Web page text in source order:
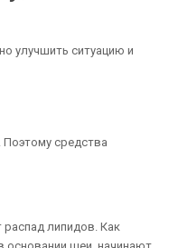
улучшить ситуацию и
средства
липидов. Как